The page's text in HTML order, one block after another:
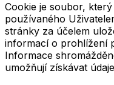
Cookie je soubor,
používaného
stránky za účelem
informací o prohlížení
Informace
umožňují získávat